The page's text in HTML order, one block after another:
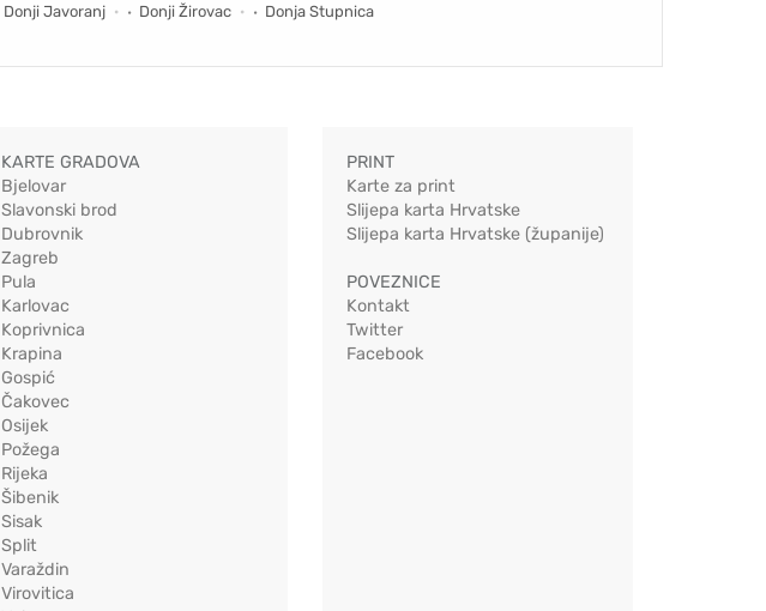
Donji Javoranj Donji Žirovac Donja Stupnica
KARTE GRADOVA
Bjelovar
Slavonski brod
Dubrovnik
Zagreb
Pula
Karlovac
Koprivnica
Krapina
Gospić
Čakovec
Osijek
Požega
Rijeka
Šibenik
Sisak
Split
Varaždin
Virovitica
PRINT
Karte za print
Slijepa karta Hrvatske
Slijepa karta Hrvatske (županije)
POVEZNICE
Kontakt
Twitter
Facebook